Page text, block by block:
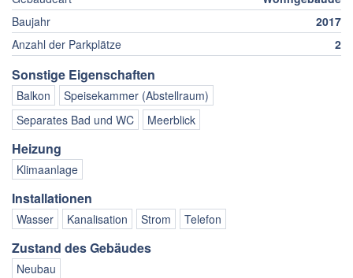
Baujahr
2017
Anzahl der Parkplätze
2
Sonstige Eigenschaften
Balkon
Speisekammer (Abstellraum)
Separates Bad und WC
Meerblick
Heizung
Klimaanlage
Installationen
Wasser Kanalisation Strom Telefon
Zustand des Gebäudes
Neubau